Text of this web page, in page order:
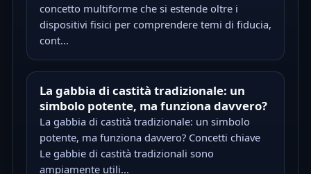
concetto multiforme che si estende oltre i
dispositivi fisici per comprendere temi di fiducia,
cont...
La gabbia di castità tradizionale: un
simbolo potente, ma funziona davvero?
La gabbia di castità tradizionale: un simbolo
potente, ma funziona davvero? Concetti chiave
Le gabbie di castità tradizionali sono
ampiamente utili...